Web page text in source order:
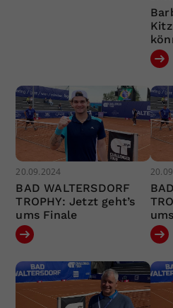
20.09.2024
BAD WALTERSDORF
TROPHY: Jetzt geht’s
ums Finale